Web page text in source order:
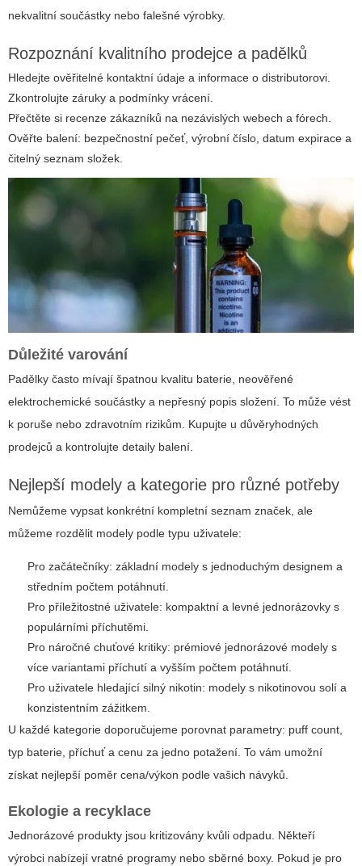
nekvalitní součástky nebo falešné výrobky.
Rozpoznání kvalitního prodejce a padělků
Hledejte ověřitelné kontaktní údaje a informace o distributorovi.
Zkontrolujte záruky a podmínky vrácení.
Přečtěte si recenze zákazníků na nezávislých webech a fórech.
Ověřte balení: bezpečnostní pečeť, výrobní číslo, datum expirace a
čitelný seznam složek.
Důležité varování
Padělky často mívají špatnou kvalitu baterie, neověřené
elektrochemické součástky a nepřesný popis složení. To může vést
k poruše nebo zdravotním rizikům. Kupujte u důvěryhodných
prodejců a kontrolujte detaily balení.
Nejlepší modely a kategorie pro různé potřeby
Nemůžeme vypsat konkrétní kompletní seznam značek, ale
můžeme rozdělit modely podle typu uživatele:
Pro začátečníky: základní modely s jednoduchým designem a
středním počtem potáhnutí.
Pro příležitostné uživatele: kompaktní a levné jednorázovky s
populárními příchutěmi.
Pro náročné chuťové kritiky: prémiové jednorázové modely s
více variantami příchutí a vyšším počtem potáhnutí.
Pro uživatele hledající silný nikotin: modely s nikotinovou solí a
konzistentním zážitkem.
U každé kategorie doporučujeme porovnat parametry: puff count,
typ baterie, příchuť a cenu za jedno potažení. To vám umožní
získat nejlepší poměr cena/výkon podle vašich návyků.
Ekologie a recyklace
Jednorázové produkty jsou kritizovány kvůli odpadu. Někteří
výrobci nabízejí vratné programy nebo sběrné boxy. Pokud je pro